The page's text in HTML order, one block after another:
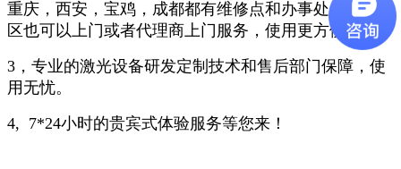
重庆，西安，宝鸡，成都都有维修点和办事处，其他地
区也可以上门或者代理商上门服务，使用更方便。
3，专业的激光设备研发定制技术和售后部门保障，使
用无忧。
4, 7*24小时的贵宾式体验服务等您来！